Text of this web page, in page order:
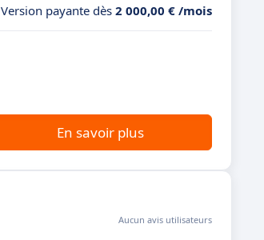
Version payante dès 2 000,00 € /mois
En savoir plus
Aucun avis utilisateurs